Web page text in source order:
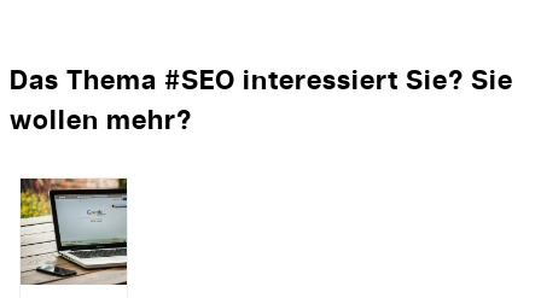
Das Thema #SEO interessiert Sie? Sie
wollen mehr?